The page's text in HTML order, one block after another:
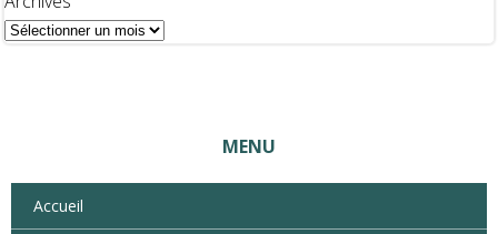
MENU
Accueil